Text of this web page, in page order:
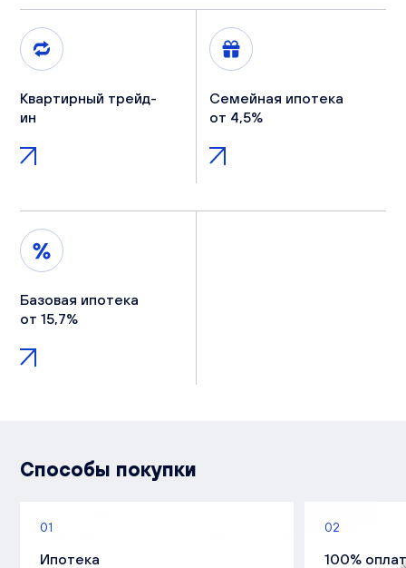
Квартирный трейд-
ин
Семейная ипотека
от 4,5%
Базовая ипотека
от 15,7%
Способы покупки
01
Ипотека
02
100%